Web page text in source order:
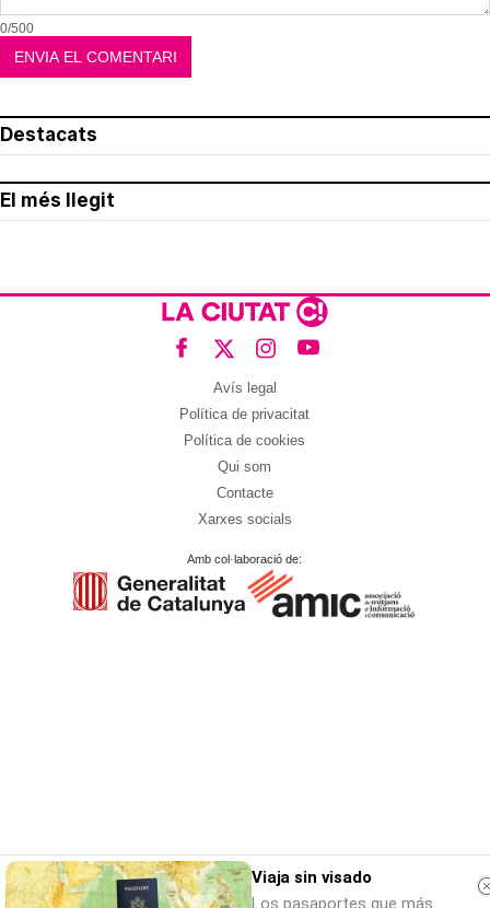
0/500
Destacats
El més llegit
Avís legal
Política de privacitat
Política de cookies
Qui som
Contacte
Xarxes socials
Amb col·laboració de:
Viaja sin visado
Los pasaportes que más